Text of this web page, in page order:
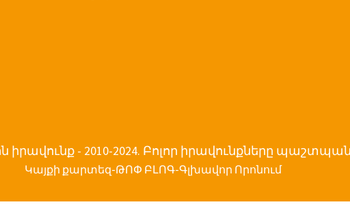
իրավունք - 2010-2024. Բոլոր իրավունքները
Կայքի քարտեզ-ԹՈՓ ԲԼՈԳ-Գլխավոր Որոնում